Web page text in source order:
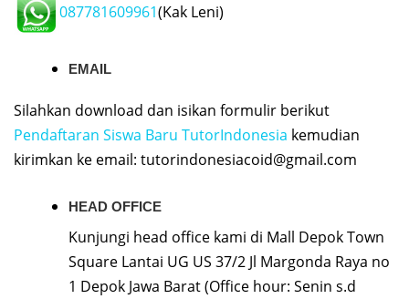
087781609961(Kak Leni)
EMAIL
Silahkan download dan isikan formulir berikut
Pendaftaran Siswa Baru TutorIndonesia kemudian
kirimkan ke email: tutorindonesiacoid@gmail.com
HEAD OFFICE
Kunjungi head office kami di Mall Depok Town
Square Lantai UG US 37/2 Jl Margonda Raya no
1 Depok Jawa Barat (Office hour: Senin s.d